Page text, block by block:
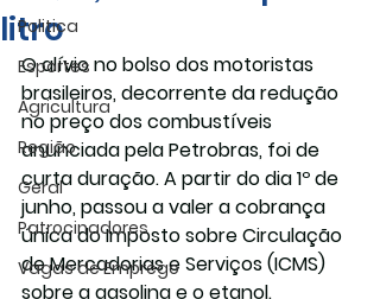
Politica
Esportes
Agricultura
Região
Geral
Patrocinadores
Vagas de Emprego
litro
O alívio no bolso dos motoristas
brasileiros, decorrente da redução
no preço dos combustíveis
anunciada pela Petrobras, foi de
curta duração. A partir do dia 1º de
junho, passou a valer a cobrança
única do Imposto sobre Circulação
de Mercadorias e Serviços (ICMS)
sobre a gasolina e o etanol.